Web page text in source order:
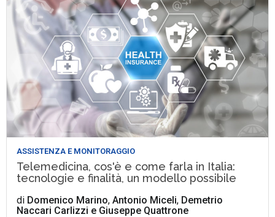
ASSISTENZA E MONITORAGGIO
Telemedicina, cos'è e come farla in Italia:
tecnologie e finalità, un modello possibile
di Domenico Marino,Antonio Miceli, Demetrio
Naccari Carlizzi e Giuseppe Quattrone